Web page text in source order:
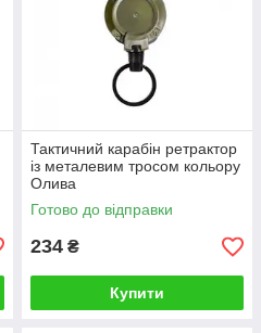
Тактичний карабін ретрактор
із металевим тросом кольору
Олива
Готово до відправки
234 ₴
Купити